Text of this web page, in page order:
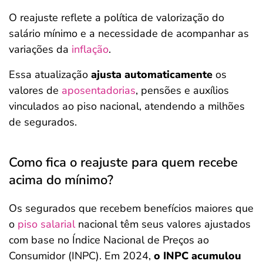
O reajuste reflete a política de valorização do
salário mínimo e a necessidade de acompanhar as
variações da inflação.
Essa atualização ajusta automaticamente os
valores de aposentadorias, pensões e auxílios
vinculados ao piso nacional, atendendo a milhões
de segurados.
Como fica o reajuste para quem recebe
acima do mínimo?
Os segurados que recebem benefícios maiores que
o piso salarialnacional têm seus valores ajustados
com base no Índice Nacional de Preços ao
Consumidor (INPC). Em 2024, o INPC acumulou